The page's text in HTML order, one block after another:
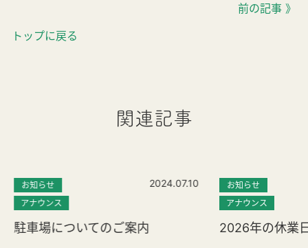
トップに戻る
前の記事 》
関連記事
お知らせ
アナウンス
2024.07.10
駐車場についてのご案内
お知らせ
アナウンス
2026年の休業